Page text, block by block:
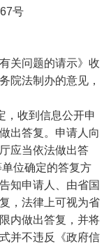
号
关问题的请示》收
院法制办的意见，
，收到信息公开申
出答复。申请人向
应当依法做出答
位确定的答复方
知申请人、由省国
，法律上可视为省
内做出答复，并将
并不违反《政府信